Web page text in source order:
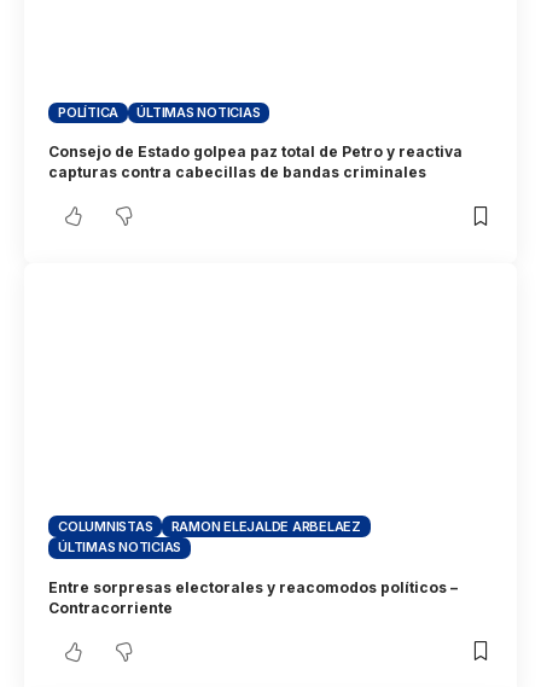
POLÍTICA ÚLTIMAS NOTICIAS
Consejo de Estado golpea paz total de Petro y reactiva
capturas contra cabecillas de bandas criminales
COLUMNISTAS
RAMON ELEJALDE ARBELAEZ
ÚLTIMAS NOTICIAS
Entre sorpresas electorales y reacomodos políticos –
Contracorriente